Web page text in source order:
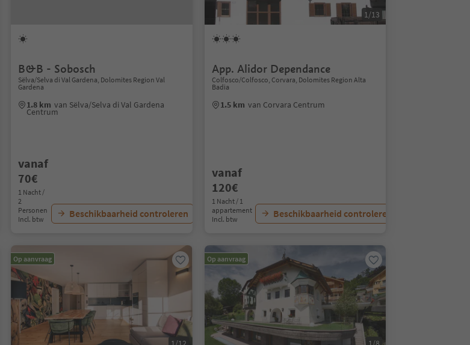
B&B - Sobosch
Sëlva/Selva di Val Gardena, Dolomites Region Val
Gardena
1.8 km van Sëlva/Selva di Val Gardena
Centrum
vanaf
70€
1 Nacht /
2
Personen
Incl. btw
Beschikbaarheid controleren
1/13
App. Alidor Dependance
Colfosco/Colfosco, Corvara, Dolomites Region Alta
Badia
1.5 km van Corvara Centrum
vanaf
120€
1 Nacht / 1
appartement
Incl. btw
Beschikbaarheid controleren
Op aanvraag Op aanvraag